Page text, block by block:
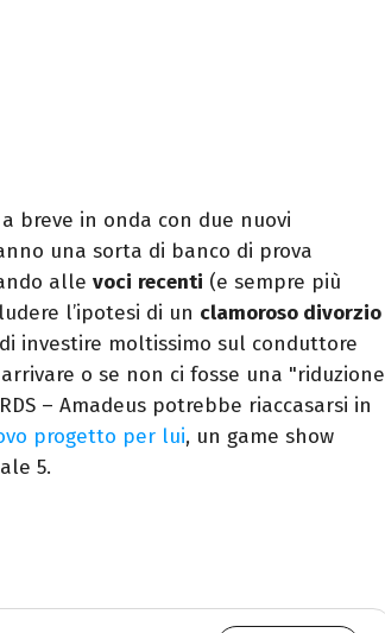
breve in onda con due nuovi
una sorta di banco di prova
alle voci recenti (e sempre più
l’ipotesi di un clamoroso divorzio
investire moltissimo sul conduttore
o se non ci fosse una "riduzione
– Amadeus potrebbe riaccasarsi in
progetto per lui, un game show
5.